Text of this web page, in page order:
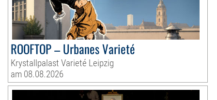
ROOFTOP – Urbanes Varieté
Krystallpalast Varieté Leipzig
am 08.08.2026